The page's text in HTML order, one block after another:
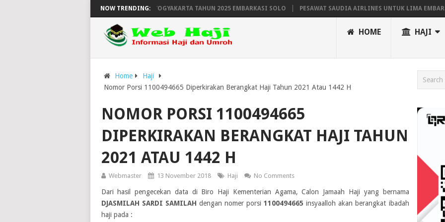
NOW TRENDING:
DAN KEPULANGAN HAJI WILAYAH YOGYAKARTA TAHUN 2025 EMBARKASI SOLO PESAWAT SAUDIA AIRLINES UNTUK LIMA EMBARKASI
HOME HAJI
Home
Haji
Nomor Porsi 1100494665 Diperkirakan Berangkat Haji Tahun 2021 Atau 1442 H
NOMOR PORSI 1100494665
DIPERKIRAKAN BERANGKAT HAJI TAHUN
2021 ATAU 1442 H
Webmaster 13 November 2018 Haji No Comments
Dari hasil pengecekan data di Biro Haji Kementerian Agama, Calon Jamaah Haji yang bernama
DJASMILAH SARDI SAMILAH dengan nomer porsi1100494665 insyaalloh akan berangkat ibadah
haji pada :